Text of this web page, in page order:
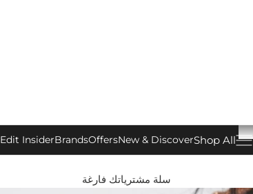
فتح قائمة التنقل
Shop All
New & Discover
Offers
Brands
Edit Insider
سلة مشترياتك فارغة